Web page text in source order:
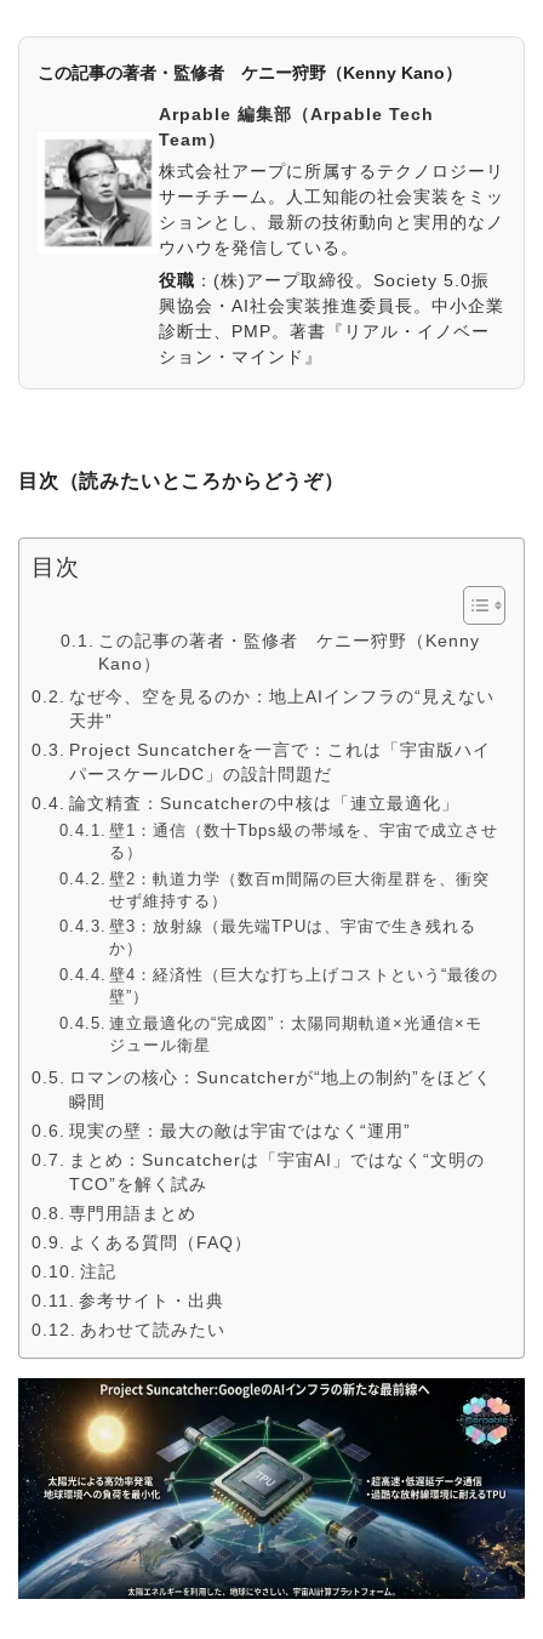
この記事の著者・監修者 ケニー狩野（Kenny Kano）
Arpable 編集部（Arpable Tech
Team）
株式会社アープに所属するテクノロジーリ
サーチチーム。人工知能の社会実装をミッ
ションとし、最新の技術動向と実用的なノ
ウハウを発信している。
役職 ： (株)アープ取締役。Society 5.0振
興協会・AI社会実装推進委員長。中小企業
診断士、PMP。著書『リアル・イノベー
ション・マインド』
目次（読みたいところからどうぞ）
目次
この記事の著者・監修者 ケニー狩野（Kenny
Kano）
なぜ今、空を見るのか：地上AIインフラの“見えない
天井”
Project Suncatcherを一言で：これは「宇宙版ハイ
パースケールDC」の設計問題だ
論文精査：Suncatcherの中核は「連立最適化」
壁1：通信（数十Tbps級の帯域を、宇宙で成立させ
る）
壁2：軌道力学（数百m間隔の巨大衛星群を、衝突
せず維持する）
壁3：放射線（最先端TPUは、宇宙で生き残れる
か）
壁4：経済性（巨大な打ち上げコストという“最後の
壁”）
連立最適化の“完成図”：太陽同期軌道×光通信×モ
ジュール衛星
ロマンの核心：Suncatcherが“地上の制約”をほどく
瞬間
現実の壁：最大の敵は宇宙ではなく“運用”
まとめ：Suncatcherは「宇宙AI」ではなく“文明の
TCO”を解く試み
専門用語まとめ
よくある質問（FAQ）
注記
参考サイト・出典
あわせて読みたい